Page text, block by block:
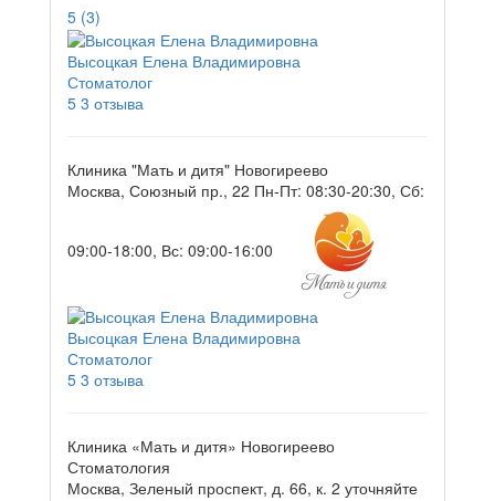
5 (3)
Высоцкая Елена Владимировна
Стоматолог
5 3 отзыва
Клиника "Мать и дитя" Новогиреево
Москва, Союзный пр., 22 Пн-Пт: 08:30-20:30, Сб:
09:00-18:00, Вс: 09:00-16:00
Высоцкая Елена Владимировна
Стоматолог
5 3 отзыва
Клиника «Мать и дитя» Новогиреево
Стоматология
Москва, Зеленый проспект, д. 66, к. 2 уточняйте